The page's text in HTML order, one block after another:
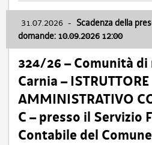
31.07.2026 - Scadenza della
domande: 10.09.2026 12:00
324/26 – Comunità
Carnia – ISTRUTTORE
AMMINISTRATIVO
C – presso il Servizio
Contabile del